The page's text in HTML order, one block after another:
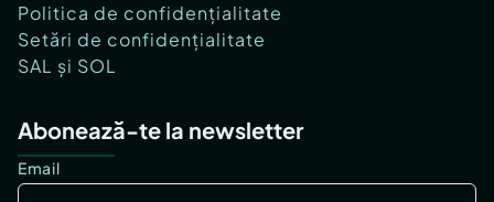
Politica de confidențialitate
Setări de confidențialitate
SAL și SOL
Abonează-te la newsletter
Email